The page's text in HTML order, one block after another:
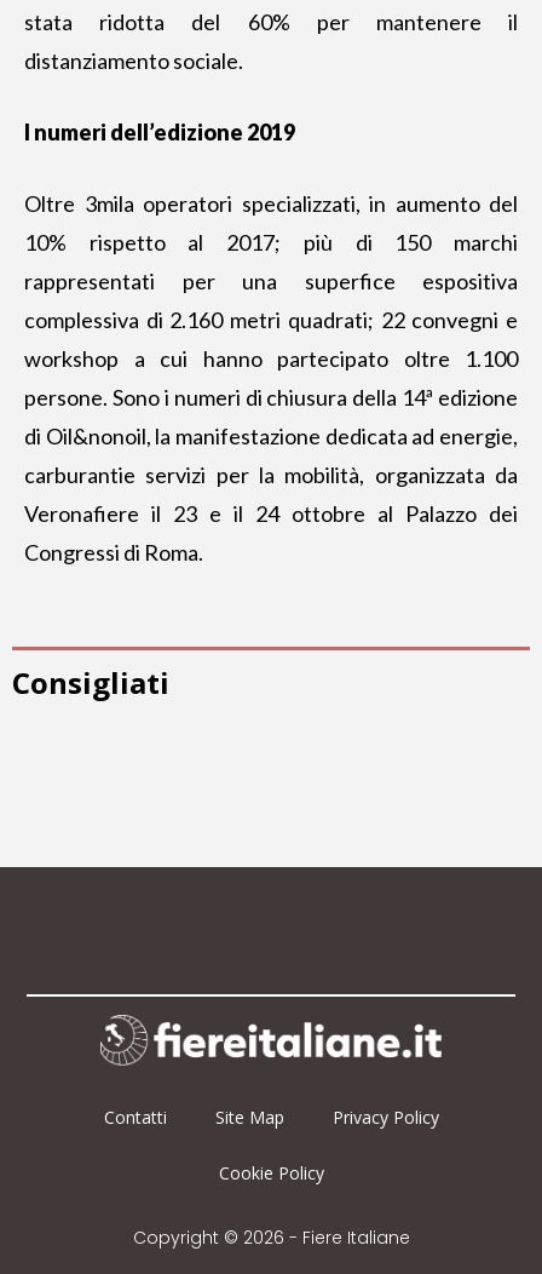
stata ridotta del 60% per mantenere il
distanziamento sociale.
I numeri dell’edizione 2019
Oltre 3mila operatori specializzati, in aumento del
10% rispetto al 2017; più di 150 marchi
rappresentati per una superfice espositiva
complessiva di 2.160 metri quadrati; 22 convegni e
workshop a cui hanno partecipato oltre 1.100
persone. Sono i numeri di chiusura della 14ª edizione
di Oil&nonoil, la manifestazione dedicata ad energie,
carburantie servizi per la mobilità, organizzata da
Veronafiere il 23 e il 24 ottobre al Palazzo dei
Congressi di Roma.
Consigliati
Contatti Site Map Privacy Policy
Cookie Policy
Copyright © 2026 - Fiere Italiane